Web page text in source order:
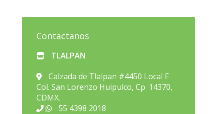
Contactanos
TLALPAN
Calzada de Tlalpan #4450 Local E
Col. San Lorenzo Huipulco, Cp. 14370,
CDMX.
55 4398 2018